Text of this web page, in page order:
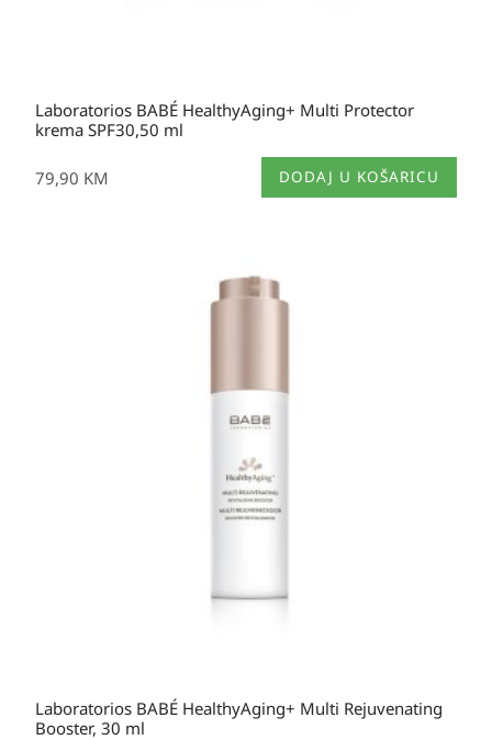
Laboratorios BABÉ HealthyAging+ Multi Protector
krema SPF30,50 ml
79,90 KM DODAJ U KOŠARICU
Laboratorios BABÉ HealthyAging+ Multi Rejuvenating
Booster, 30 ml